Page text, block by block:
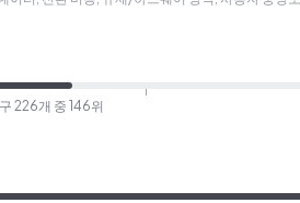
226개 중 146위